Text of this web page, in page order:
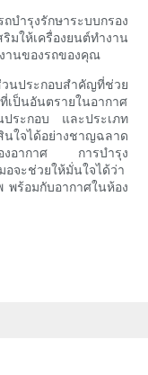
ำรุงรักษาระบบกรอง
มให้เครื่องยนต์ทำงาน
านของรถของคุณ
นประกอบสำคัญที่ช่วย
เป็นอันตรายในอากาศ
ประกอบ และประเภท
ใจได้อย่างชาญฉลาด
รองอากาศ การบำรุง
อจะช่วยให้มั่นใจได้ว่า
พร้อมกับอากาศในห้อง